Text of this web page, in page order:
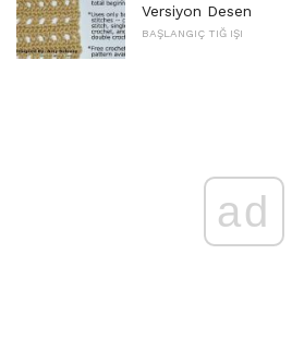
Versiyon Desen
BAŞLANGIÇ ​​TIĞ IŞI
ad